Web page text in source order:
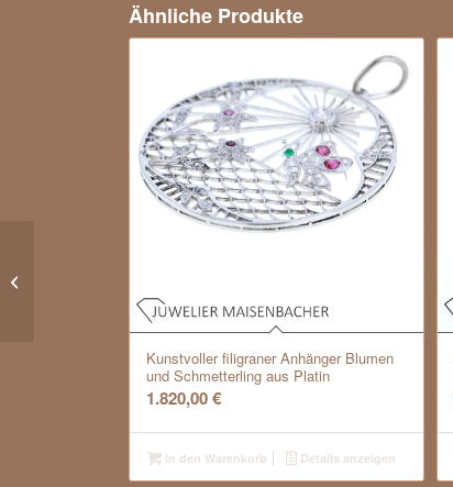
Ähnliche Produkte
Kunstvoller filigraner Anhänger Blumen
und Schmetterling aus Platin
1.820,00€
In den Warenkorb Details anzeigen